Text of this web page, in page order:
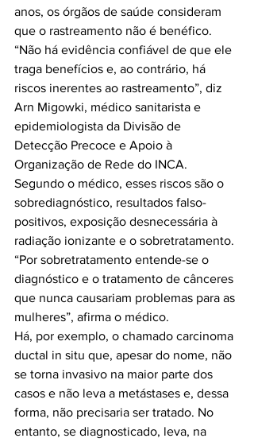
anos, os órgãos de saúde consideram
que o rastreamento não é benéfico.
“Não há evidência confiável de que ele
traga benefícios e, ao contrário, há
riscos inerentes ao rastreamento”, diz
Arn Migowki, médico sanitarista e
epidemiologista da Divisão de
Detecção Precoce e Apoio à
Organização de Rede do INCA.
Segundo o médico, esses riscos são o
sobrediagnóstico, resultados falso-
positivos, exposição desnecessária à
radiação ionizante e o sobretratamento.
“Por sobretratamento entende-se o
diagnóstico e o tratamento de cânceres
que nunca causariam problemas para as
mulheres”, afirma o médico.
Há, por exemplo, o chamado carcinoma
ductal in situ que, apesar do nome, não
se torna invasivo na maior parte dos
casos e não leva a metástases e, dessa
forma, não precisaria ser tratado. No
entanto, se diagnosticado, leva, na